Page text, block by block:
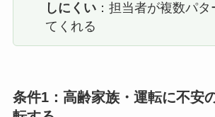
しにくい：担当者が複数パタ
てくれる
条件1：高齢家族・運転に不安